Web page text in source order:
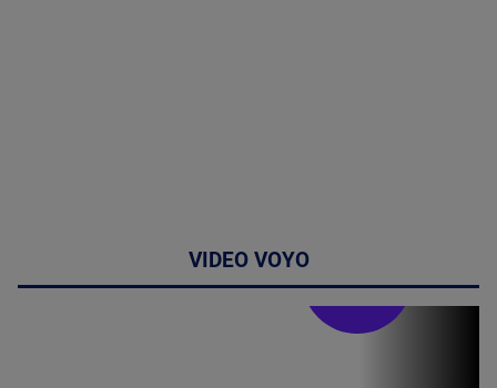
VIDEO VOYO